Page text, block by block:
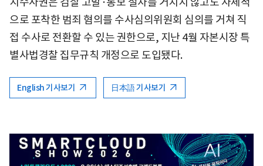
으로 포착한 범죄 혐의를 수사심의위원회 심의를 거쳐 직
접 수사로 전환할 수 있는 권한으로, 지난 4월 자본시장 특
별사법경찰 집무규칙 개정으로 도입됐다.
English 기사보기 日本語 기사보기